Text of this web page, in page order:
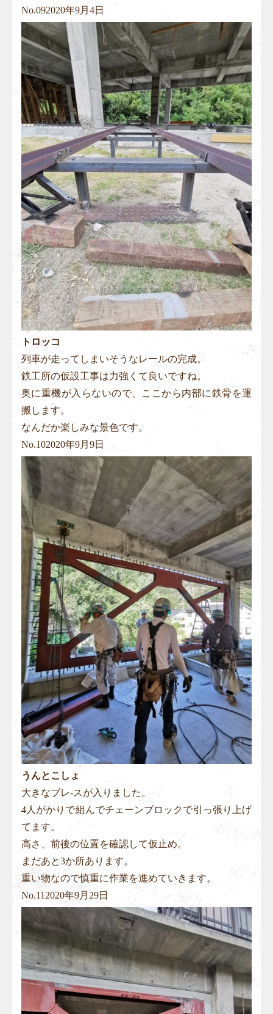
No.092020年9月4日
トロッコ
列車が走ってしまいそうなレールの完成。
鉄工所の仮設工事は力強くて良いですね。
奥に重機が入らないので、ここから内部に鉄骨を運
搬します。
なんだか楽しみな景色です。
No.102020年9月9日
うんとこしょ
大きなブレ-スが入りました。
4人がかりで組んでチェーンブロックで引っ張り上げ
てます。
高さ、前後の位置を確認して仮止め。
まだあと3か所あります。
重い物なので慎重に作業を進めていきます。
No.11 2020年9月29日